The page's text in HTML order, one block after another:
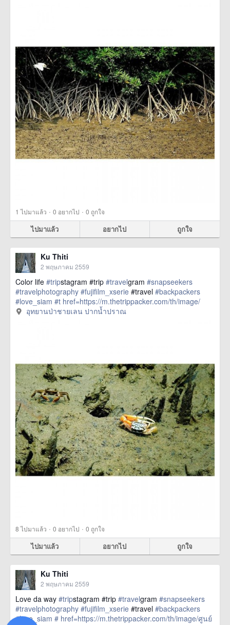
1 ไปมาแล้ว · 0 อยากไป · 0 ถูกใจ
ไปมาแล้ว อยากไป ถูกใจ
Ku Thiti
2 พฤษภาคม 2559
Color life #tripstagram #trip #travelgram #snapseekers
#travelphotography #fujifilm_xserie #travel #backpackers
#love_siam #t href=https://m.thetrippacker.com/th/image/
อุทยานป่าชายเลนปากน้ำปราณ/193879> more
อุทยานป่าชายเลน ปากน้ำปราณ
8ไปมาแล้ว · 0 อยากไป · 0 ถูกใจ
ไปมาแล้ว อยากไป ถูกใจ
Ku Thiti
2 พฤษภาคม 2559
Love da way #tripstagram #trip #travelgram #snapseekers
#travelphotography #fujifilm_xserie #travel #backpackers
#love_siam # href=https://m.thetrippacker.com/th/image/ศูนย์